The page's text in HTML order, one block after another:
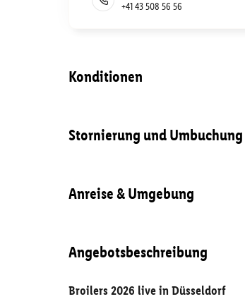
+41 43 508 56 56
Konditionen
Stornierung und Umbuchung
Anreise & Umgebung
Angebotsbeschreibung
Broilers 2026 live in Düsseldorf